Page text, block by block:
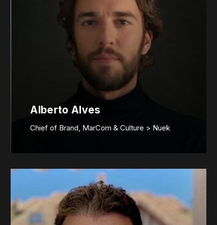
Alberto Alves
Chief of Brand, MarCom & Culture > Nuek